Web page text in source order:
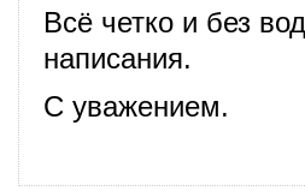
Всё четко и без
написания.
С уважением.